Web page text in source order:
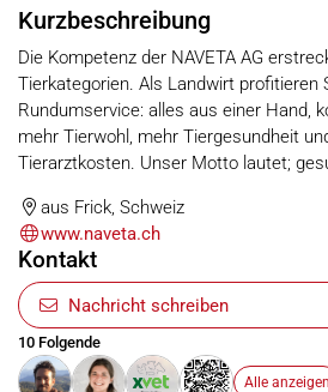
Kurzbeschreibung
Die Kompetenz der NAVETA AG
Tierkategorien. Als Landwirt profitieren
Rundumservice: alles aus einer Hand,
mehr Tierwohl, mehr Tiergesundheit
Tierarztkosten. Unser Motto lautet;
aus Frick, Schweiz
www.naveta.ch
Kontakt
Nachricht schreiben
10 Folgende
Alle anzeigen